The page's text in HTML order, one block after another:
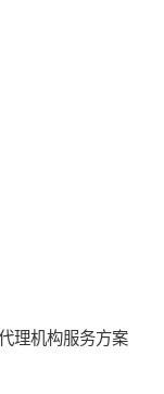
理机构服务方案